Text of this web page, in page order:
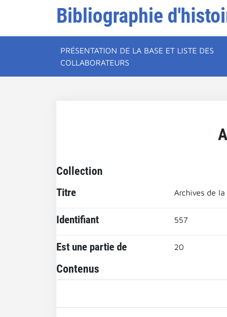
Bibliographie
PRÉSENTATION DE LA BASE ET LISTE DES
COLLABORATEURS
Collection
Titre Archives de
Identifiant 557
Est une partie de 20
Contenus